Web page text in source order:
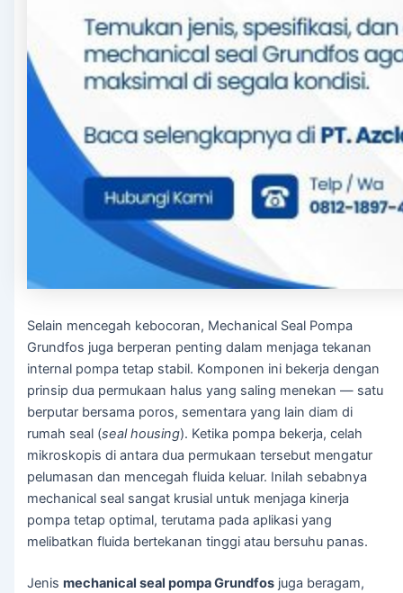
Selain mencegah kebocoran, Mechanical Seal Pompa
Grundfos juga berperan penting dalam menjaga tekanan
internal pompa tetap stabil. Komponen ini bekerja dengan
prinsip dua permukaan halus yang saling menekan — satu
berputar bersama poros, sementara yang lain diam di
rumah seal (seal housing). Ketika pompa bekerja, celah
mikroskopis di antara dua permukaan tersebut mengatur
pelumasan dan mencegah fluida keluar. Inilah sebabnya
mechanical seal sangat krusial untuk menjaga kinerja
pompa tetap optimal, terutama pada aplikasi yang
melibatkan fluida bertekanan tinggi atau bersuhu panas.
Jenismechanical seal pompa Grundfos juga beragam,